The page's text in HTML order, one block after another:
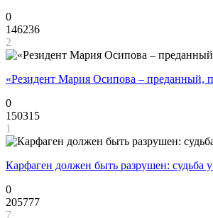
0
146236
2
«Резидент Мария Осипова – преданный,
0
150315
1
Карфаген должен быть разрушен: судьба у
0
205777
7